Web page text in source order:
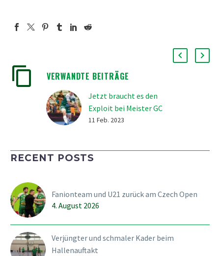
VERWANDTE BEITRÄGE
Jetzt braucht es den
Exploit bei Meister GC
Weil es am Ende zwar ein
Penaltyschiessen war
braucht es morgen
Sonntag nun einen
11 Feb. 2023
RECENT POSTS
Fanionteam und U21 zurück am Czech Open
4. August 2026
Verjüngter und schmaler Kader beim
Hallenauftakt